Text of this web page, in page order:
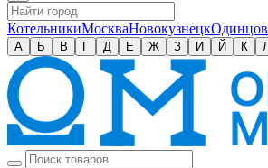
КотельникиМоскваНовокузнецк
А Б В Г Д Е Ж З И Й К Л